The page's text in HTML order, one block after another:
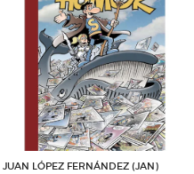
JUAN LÓPEZ FERNÁNDEZ (JAN)